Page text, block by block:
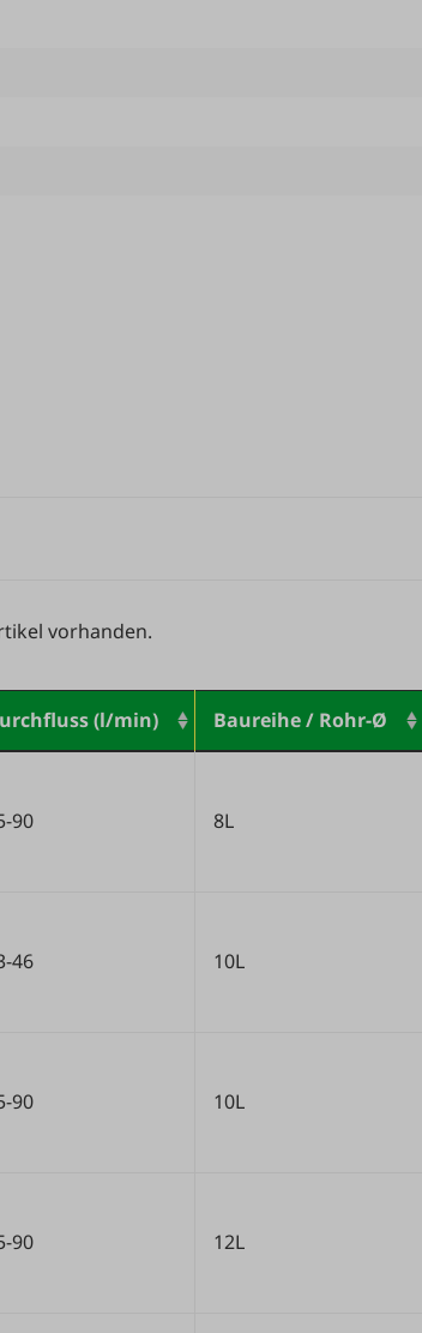
vorhanden.
(l/min) Baureihe / Rohr-Ø
90 8L
46 10L
90 10L
90 12L